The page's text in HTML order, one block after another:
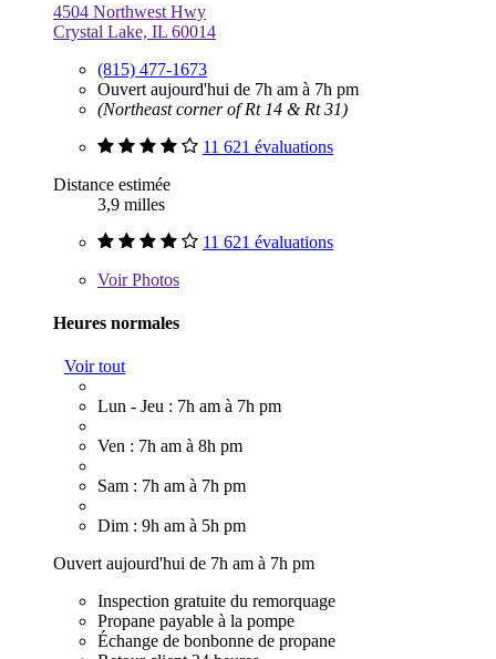
4504 Northwest Hwy
Crystal Lake, IL 60014
(815) 477-1673
Ouvert aujourd'hui de 7h am à 7h pm
(Northeast corner of Rt 14 & Rt 31)
11 621 évaluations
Distance estimée
3,9 milles
11 621 évaluations
VoirPhotos
Heures normales
Voir tout
Lun - Jeu : 7h am à 7h pm
Ven : 7h am à 8h pm
Sam : 7h am à 7h pm
Dim : 9h am à 5h pm
Ouvert aujourd'hui de 7h am à 7h pm
Inspection gratuite du remorquage
Propane payable à la pompe
Échange de bonbonne de propane